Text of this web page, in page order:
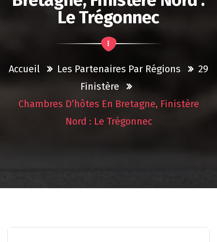
Le Trégonnec
Accueil Les Partenaires Par Régions
29
Finistère
Chambres D’hôtes En Bretagne, Finistère
Nord : Le Trégonnec